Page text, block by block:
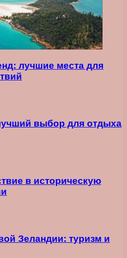
лучшие места для
выбор для отдыха
в историческую
Зеландии: туризм и